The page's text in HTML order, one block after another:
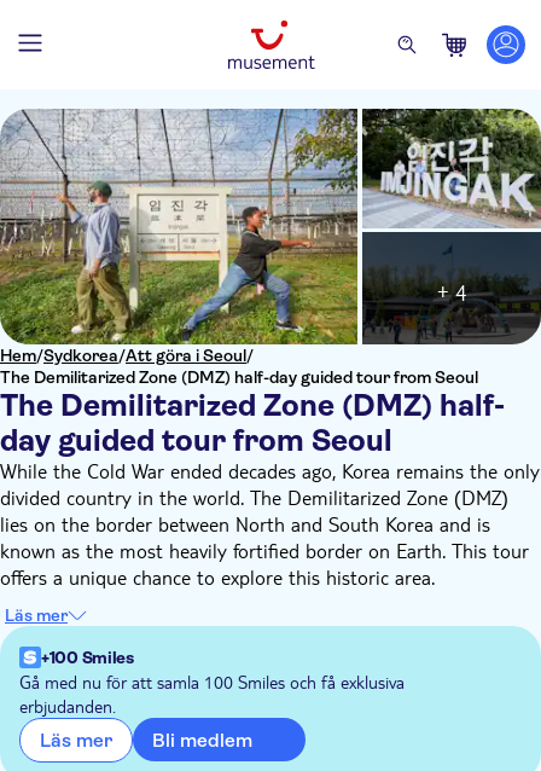
Hem/Sydkorea/Att göra i Seoul/
The Demilitarized Zone (DMZ) half-day guided tour from Seoul
The Demilitarized Zone (DMZ) half-
day guided tour from Seoul
+ 4
While the Cold War ended decades ago, Korea remains the only
divided country in the world. The Demilitarized Zone (DMZ)
lies on the border between North and South Korea and is
known as the most heavily fortified border on Earth. This tour
offers a unique chance to explore this historic area.
Your visit will be guided by a knowledgeable local expert who
will provide deep insight into the Korean War, the division of
the peninsula, and the continuing impact on everyday life. You'll
witness key sites that carry emotional weight and symbolic
importance, offering context that no textbook can deliver.
Itinerary Highlights
Läs mer
+100 Smiles
Gå med nu för att samla 100 Smiles och få exklusiva
erbjudanden.
Läs mer Bli medlem